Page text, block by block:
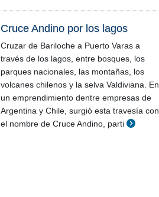
Cruce Andino por los lagos
Cruzar de Bariloche a Puerto Varas a
través de los lagos, entre bosques, los
parques nacionales, las montañas, los
volcanes chilenos y la selva Valdiviana. En
un emprendimiento dentre empresas de
Argentina y Chile, surgió esta travesía con
el nombre de Cruce Andino, parti